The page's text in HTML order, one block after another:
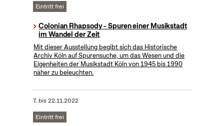
Eintritt frei
Colonian Rhapsody - Spuren einer Musikstadt
im Wandel der Zeit
Mit dieser Ausstellung begibt sich das Historische
Archiv Köln auf Spurensuche, um das Wesen und die
Eigenheiten der Musikstadt Köln von 1945 bis 1990
näher zu beleuchten.
7. bis22.11.2022
Eintritt frei